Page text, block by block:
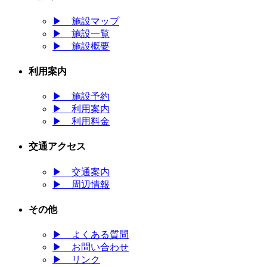
▶ 施設マップ
▶ 施設一覧
▶ 施設概要
利用案内
▶ 施設予約
▶ 利用案内
▶ 利用料金
交通アクセス
▶ 交通案内
▶
周辺情報
その他
▶
よくある質問
▶ お問い合わせ
▶
リンク